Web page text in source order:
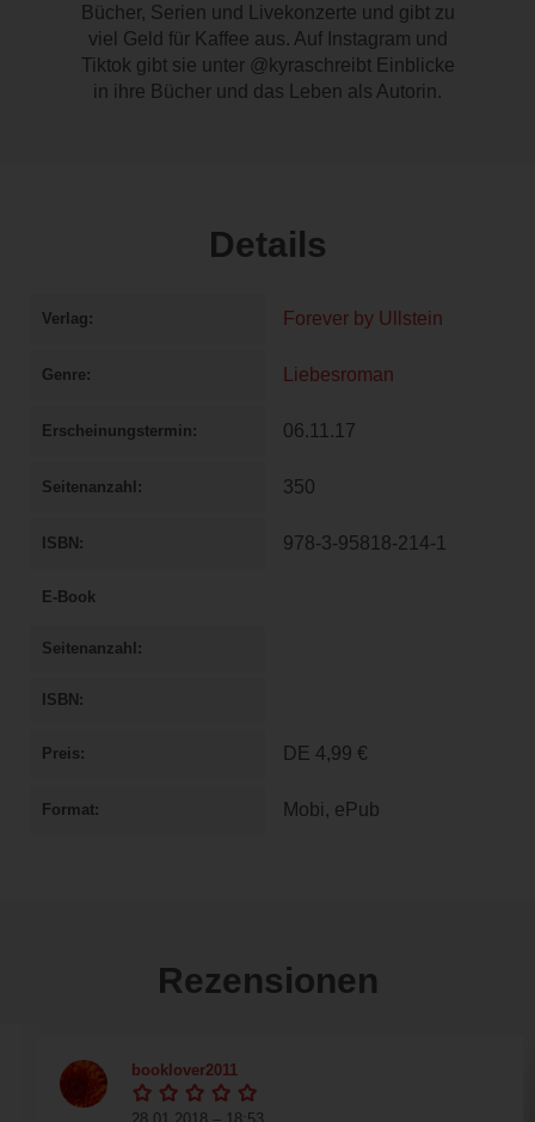
Bücher, Serien und Livekonzerte und gibt zu
viel Geld für Kaffee aus. Auf Instagram und
Tiktok gibt sie unter @kyraschreibt Einblicke
in ihre Bücher und das Leben als Autorin.
Details
Verlag Forever by Ullstein
Genre Liebesroman
Erscheinungstermin 06.11.17
Seitenanzahl 350
ISBN 978-3-95818-214-1
E-Book
Seitenanzahl
ISBN
Preis DE 4,99 €
Format Mobi, ePub
Rezensionen
booklover2011